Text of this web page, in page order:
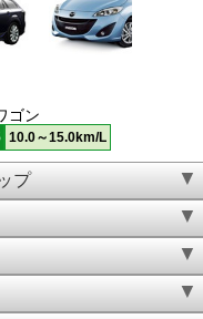
ゴン
10.0～15.0km/L
プ